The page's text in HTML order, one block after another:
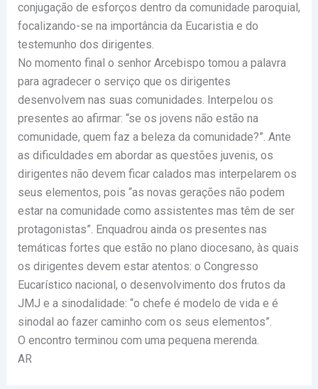
conjugação de esforços dentro da comunidade paroquial,
focalizando-se na importância da Eucaristia e do
testemunho dos dirigentes.
No momento final o senhor Arcebispo tomou a palavra
para agradecer o serviço que os dirigentes
desenvolvem nas suas comunidades. Interpelou os
presentes ao afirmar: “se os jovens não estão na
comunidade, quem faz a beleza da comunidade?”. Ante
as dificuldades em abordar as questões juvenis, os
dirigentes não devem ficar calados mas interpelarem os
seus elementos, pois “as novas gerações não podem
estar na comunidade como assistentes mas têm de ser
protagonistas”. Enquadrou ainda os presentes nas
temáticas fortes que estão no plano diocesano, às quais
os dirigentes devem estar atentos: o Congresso
Eucarístico nacional, o desenvolvimento dos frutos da
JMJ e a sinodalidade: “o chefe é modelo de vida e é
sinodal ao fazer caminho com os seus elementos”.
O encontro terminou com uma pequena merenda.
AR